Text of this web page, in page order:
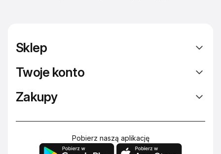
Sklep
Twoje konto
Zakupy
Pobierz naszą aplikację